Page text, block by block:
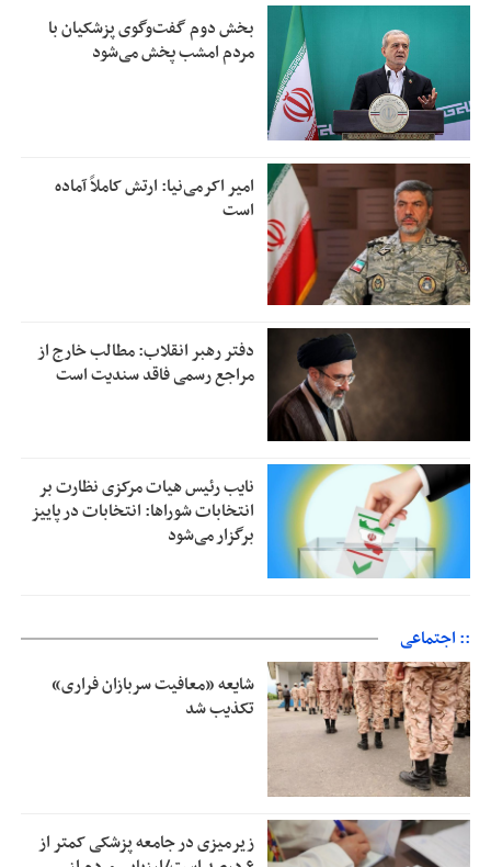
بخش دوم گفت‌وگوی پزشکیان با
مردم امشب پخش می‌شود
امیر اکرمی‌نیا: ارتش کاملاً آماده
است
دفتر رهبر انقلاب: مطالب خارج از
مراجع رسمی فاقد سندیت است
نایب رئیس هیات مرکزی نظارت بر
انتخابات شوراها: انتخابات در پاییز
برگزار می‌شود
:: اجتماعی
شایعه «معافیت سربازان فراری»
تکذیب شد
زیرمیزی در جامعه پزشکی کمتر از